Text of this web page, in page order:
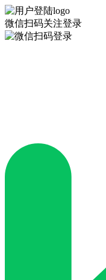
微信扫码关注登录